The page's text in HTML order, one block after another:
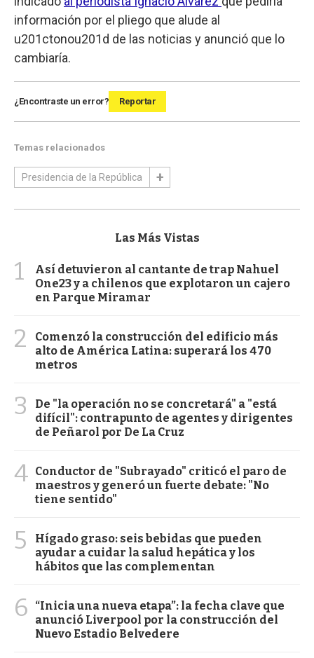
información por el pliego que alude al
u201ctonou201d de las noticias y anunció que lo
cambiaría.
¿Encontraste un error? Reportar
Temas relacionados
Presidencia de la República
Las Más Vistas
1
Así detuvieron al cantante de trap Nahuel
One23 y a chilenos que explotaron un cajero
en Parque Miramar
2
Comenzó la construcción del edificio más
alto de América Latina: superará los 470
metros
3
De "la operación no se concretará" a "está
difícil": contrapunto de agentes y dirigentes
de Peñarol por De La Cruz
4 Conductor de "Subrayado" criticó el paro de
maestros y generó un fuerte debate: "No
tiene sentido"
5
Hígado graso: seis bebidas que pueden
ayudar a cuidar la salud hepática y los
hábitos que las complementan
6
“Inicia una nueva etapa”: la fecha clave que
anunció Liverpool por la construcción del
Nuevo Estadio Belvedere